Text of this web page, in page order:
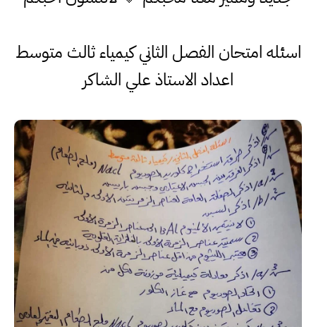
اسئله امتحان الفصل الثاني كيمياء ثالث متوسط
اعداد الاستاذ علي الشاكر